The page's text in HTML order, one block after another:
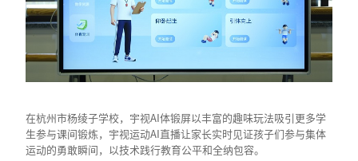
在杭州市杨绫子学校，宇视AI体锻屏以丰富的趣味玩法吸引更多学
生参与课间锻炼，宇视运动AI直播让家长实时见证孩子们参与集体
运动的勇敢瞬间，以技术践行教育公平和全纳包容。